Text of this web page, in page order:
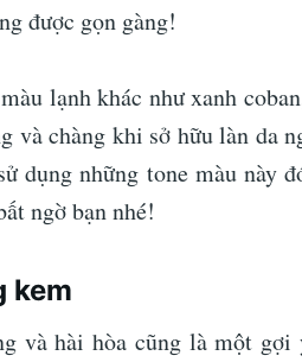
được gọn gàng!
lạnh khác như xanh
và chàng khi sở hữu làn da
dụng những tone màu này
ngờ bạn nhé!
kem
và hài hòa cũng là một